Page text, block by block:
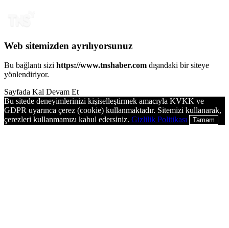
Web sitemizden ayrılıyorsunuz
Bu bağlantı sizi https://www.tnshaber.com dışındaki bir siteye
yönlendiriyor.
Sayfada Kal Devam Et
Bu sitede deneyimlerinizi kişiselleştirmek amacıyla KVKK ve
GDPR uyarınca çerez (cookie) kullanmaktadır. Sitemizi kullanarak,
çerezleri kullanmamızı kabul edersiniz. Gizlilik Politikası Tamam